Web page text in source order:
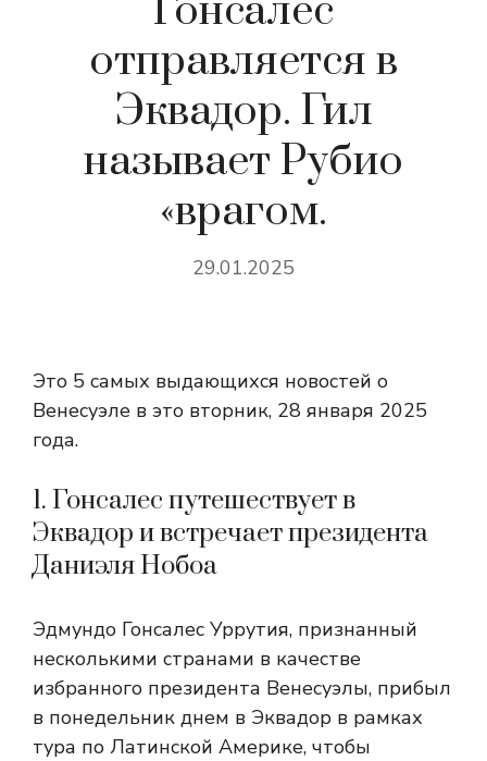
Гонсалес
отправляется в
Эквадор. Гил
называет Рубио
«врагом.
29.01.2025
Это 5 самых выдающихся новостей о
Венесуэле в это вторник, 28 января 2025
года.
1. Гонсалес путешествует в
Эквадор и встречает президента
Даниэля Нобоа
Эдмундо Гонсалес Уррутия, признанный
несколькими странами в качестве
избранного президента Венесуэлы, прибыл
в понедельник днем ​​в Эквадор в рамках
тура по Латинской Америке, чтобы